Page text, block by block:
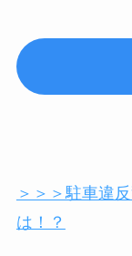
＞＞＞駐車違
は！？